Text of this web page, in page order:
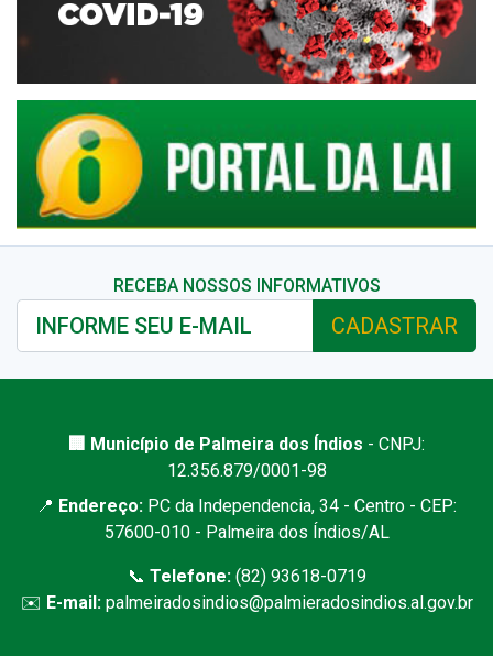
RECEBA NOSSOS INFORMATIVOS
CADASTRAR
🏢 Município de Palmeira dos Índios - CNPJ:
12.356.879/0001-98
📍 Endereço: PC da Independencia, 34 - Centro - CEP:
57600-010 - Palmeira dos Índios/AL
📞 Telefone:(82) 93618-0719
✉️ E-mail: palmeiradosindios@palmieradosindios.al.gov.br